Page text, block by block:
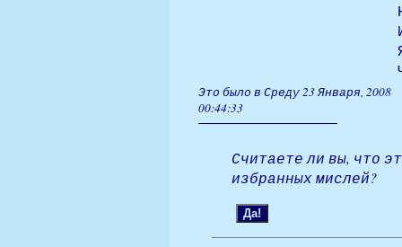
Это было в Среду 23 Января, 2008
00:44:33
Считаете ли вы, что
избранных мислей?